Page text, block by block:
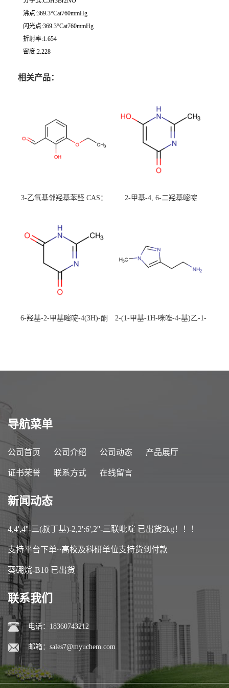
沸点:369.3°Cat760mmHg
闪光点:369.3°Cat760mmHg
折射率:1.654
密度:2.228
相关产品：
3-乙氧基邻羟基苯醛 CAS：
校可先用后付
2-甲基-4, 6-二羟基嘧啶
6-羟基-2-甲基嘧啶-4(3H)-酮
2-(1-甲基-1H-咪唑-4-基)乙-1-
导航菜单
公司首页 公司介绍 公司动态 产品展厅
证书荣誉 联系方式 在线留言
新闻动态
4,4',4''-三(叔丁基)-2,2':6',2''-三联吡啶 已出货2kg！！！
支持平台下单~高校及科研单位支持货到付款
葵硼烷-B10 已出货
联系我们
电话：18360743212
邮箱： sales7@myuchem.com